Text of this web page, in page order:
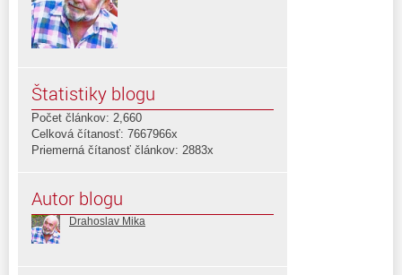
Štatistiky blogu
Počet článkov: 2,660
Celková čítanosť: 7667966x
Priemerná čítanosť článkov: 2883x
Autor blogu
Drahoslav Mika